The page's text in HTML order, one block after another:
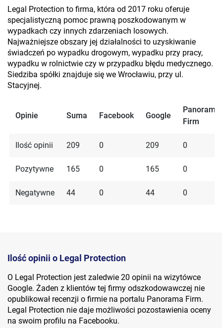
Legal Protection to firma, która od 2017 roku oferuje
specjalistyczną pomoc prawną poszkodowanym w
wypadkach czy innych zdarzeniach losowych.
Najważniejsze obszary jej działalności to uzyskiwanie
świadczeń po wypadku drogowym, wypadku przy pracy,
wypadku w rolnictwie czy w przypadku błędu medycznego.
Siedziba spółki znajduje się we Wrocławiu, przy ul.
Stacyjnej.
Opinie Suma Facebook Google
Panorama
Firm
Ilość opinii 209 0 209 0
Pozytywne 165 0 165 0
Negatywne 44 0 44 0
Ilość opinii o Legal Protection
O Legal Protection jest zaledwie 20 opinii na wizytówce
Google. Żaden z klientów tej firmy odszkodowawczej nie
opublikował recenzji o firmie na portalu Panorama Firm.
Legal Protection nie daje możliwości pozostawienia oceny
na swoim profilu na Facebooku.